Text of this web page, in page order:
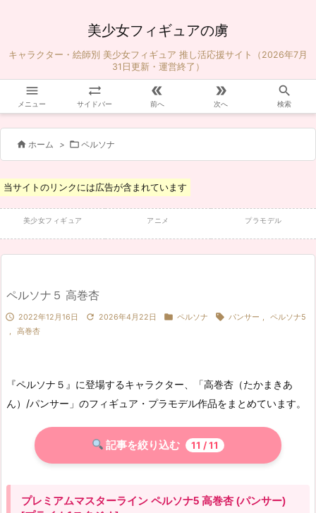
美少女フィギュアの虜
キャラクター・絵師別 美少女フィギュア 推し活応援サイト（2026年7月
31日更新・運営終了）

メニュー

サイドバー

前へ

次へ

検索
 ホーム >  ペルソナ
当サイトのリンクには広告が含まれています
美少女フィギュア アニメ プラモデル
ペルソナ５ 高巻杏
 2022年12月16日  2026年4月22日  ペルソナ  パンサー ,
ペルソナ5
,
高巻杏
『ペルソナ５』に登場するキャラクター、「高巻杏（たかまきあ
ん）/パンサー」のフィギュア・プラモデル作品をまとめています。
記事を絞り込む 11 / 11
プレミアムマスターライン ペルソナ5 高巻杏 (パンサー)